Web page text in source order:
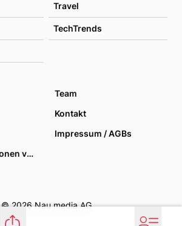
Travel
TechTrends
Team
Kontakt
Impressum / AGBs
Datenschutzoptionen verwalten
© 2026 Nau media AG